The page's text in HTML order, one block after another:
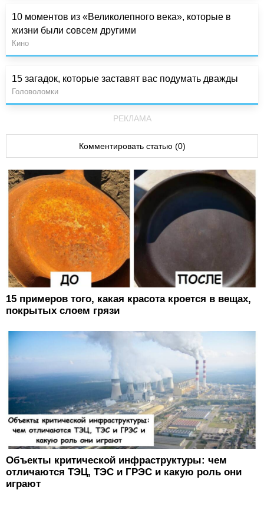
10 моментов из «Великолепного века», которые в
жизни были совсем другими
Кино
15 загадок, которые заставят вас подумать дважды
Головоломки
РЕКЛАМА
Комментировать статью (0)
15 примеров того, какая красота кроется в вещах,
покрытых слоем грязи
Объекты критической инфраструктуры: чем
отличаются ТЭЦ, ТЭС и ГРЭС и какую роль они
играют